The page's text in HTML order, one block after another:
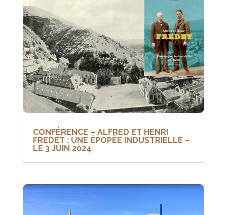
CONFÉRENCE – ALFRED ET HENRI
FREDET : UNE ÉPOPÉE INDUSTRIELLE –
LE 3 JUIN 2024